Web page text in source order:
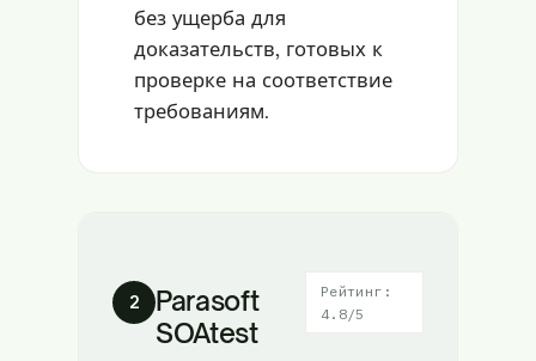
без ущерба для
доказательств, готовых к
проверке на соответствие
требованиям.
2
Parasoft
SOAtest
Рейтинг:
4.8/5